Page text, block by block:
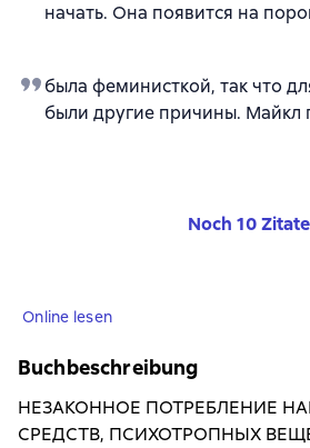
начать. Она появится на
была феминисткой, так что
были другие причины. Майкл
Noch 10 Zitate
Online lesen
Buchbeschreibung
НЕЗАКОННОЕ ПОТРЕБЛЕНИЕ
СРЕДСТВ, ПСИХОТРОПНЫХ